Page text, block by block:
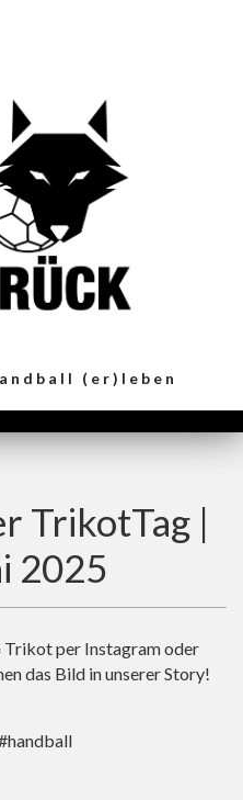
(er)leben
TrikotTag |
2025
Trikot per Instagram oder
das Bild in unserer Story!